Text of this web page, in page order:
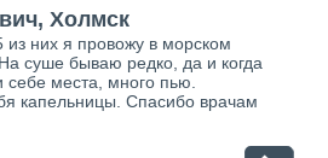
Холмск
них я провожу в морском
суше бываю редко, да и когда
места, много пью.
капельницы. Спасибо врачам